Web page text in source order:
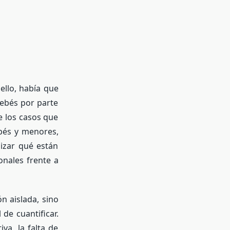
había que
por parte
los casos que
y menores,
qué están
frente a
aislada, sino
cuantificar.